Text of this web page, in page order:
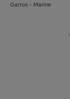
Garros - Marine